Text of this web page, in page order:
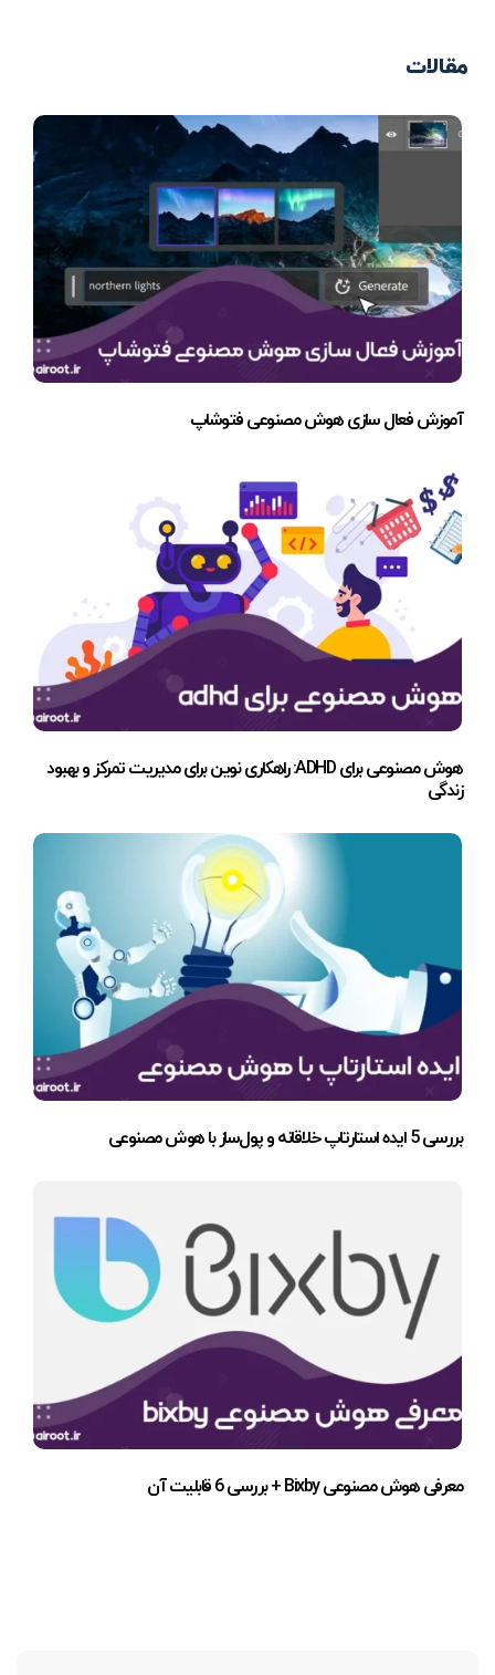
مقالات
آموزش فعال سازی هوش مصنوعی فتوشاپ
هوش مصنوعی برای ADHD: راهکاری نوین برای مدیریت تمرکز و بهبود
زندگی
بررسی 5 ایده استارتاپ خلاقانه و پول‌ساز با هوش مصنوعی
معرفی هوش مصنوعی Bixby + بررسی 6 قابلیت آن